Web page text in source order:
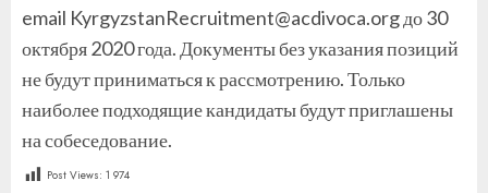
email KyrgyzstanRecruitment@acdivoca.org до 30
октября 2020 года. Документы без указания позиций
не будут приниматься к рассмотрению. Только
наиболее подходящие кандидаты будут приглашены
на собеседование.
Post Views: 1 974